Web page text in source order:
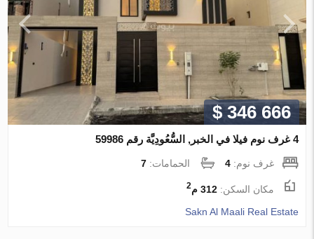
$ 346 666
4 غرف نوم فيلا في الخبر, السُّعُودِيَّة رقم 59986
غرف نوم:4 الحمامات:7
مكان السكن:312 م 2
Sakn Al Maali Real Estate